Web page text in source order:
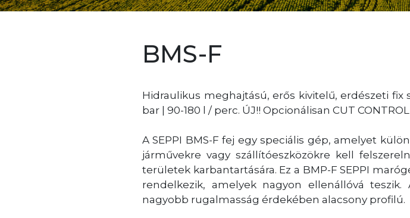
BMS-F
Hidraulikus meghajtású, erős kivitelű, erdészeti fix
bar | 90-180 l / perc. ÚJ!! Opcionálisan CUT
A SEPPI BMS-F fej egy speciális gép, amelyet
járművekre vagy szállítóeszközökre kell
területek karbantartására. Ez a BMP-F SEPPI
rendelkezik, amelyek nagyon ellenállóvá
nagyobb rugalmasság érdekében alacsony profilú.